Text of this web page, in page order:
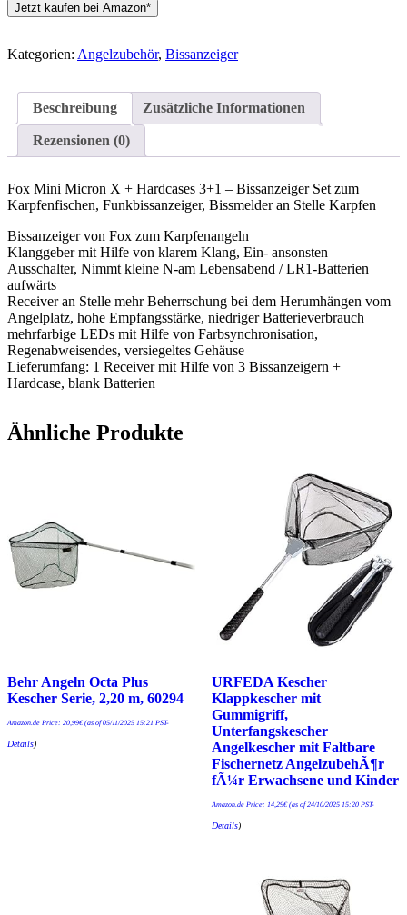
Jetzt kaufen bei Amazon*
Kategorien: Angelzubehör, Bissanzeiger
Beschreibung Zusätzliche Informationen
Rezensionen (0)
Fox Mini Micron X + Hardcases 3+1 – Bissanzeiger Set zum
Karpfenfischen, Funkbissanzeiger, Bissmelder an Stelle Karpfen
Bissanzeiger von Fox zum Karpfenangeln
Klanggeber mit Hilfe von klarem Klang, Ein- ansonsten
Ausschalter, Nimmt kleine N-am Lebensabend / LR1-Batterien
aufwärts
Receiver an Stelle mehr Beherrschung bei dem Herumhängen vom
Angelplatz, hohe Empfangsstärke, niedriger Batterieverbrauch
mehrfarbige LEDs mit Hilfe von Farbsynchronisation,
Regenabweisendes, versiegeltes Gehäuse
Lieferumfang: 1 Receiver mit Hilfe von 3 Bissanzeigern +
Hardcase, blank Batterien
Ähnliche Produkte
Behr Angeln Octa Plus
Kescher Serie, 2,20 m, 60294
Amazon.de Price: 20,99€(as of 05/11/2025 15:21 PST-
Details)
URFEDA Kescher
Klappkescher mit
Gummigriff,
Unterfangskescher
Angelkescher mit Faltbare
Fischernetz AngelzubehÃ¶r
fÃ¼r Erwachsene und Kinder
Amazon.de Price: 14,29€(as of 24/10/2025 15:20 PST-
Details)